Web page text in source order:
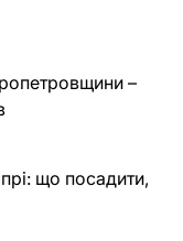
–
що посадити,